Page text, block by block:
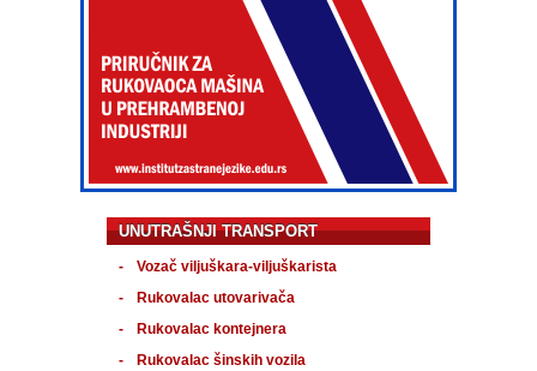
UNUTRAŠNJI TRANSPORT
Vozač viljuškara-viljuškarista
Rukovalac utovarivača
Rukovalac kontejnera
Rukovalac šinskih vozila